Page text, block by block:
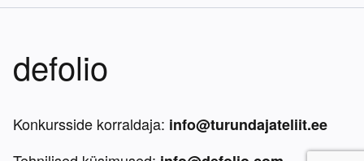
defolio
Konkursside korraldaja: info@turundajateliit.ee